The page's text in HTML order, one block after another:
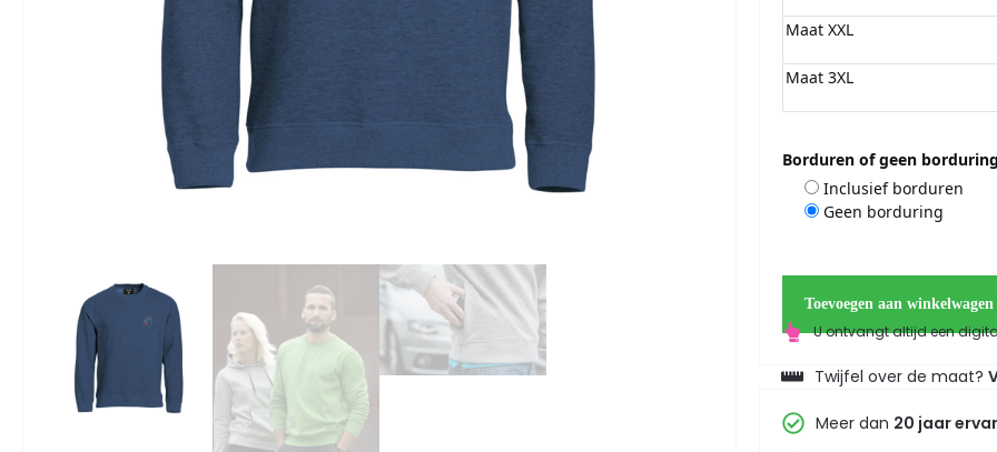
Maat XXL
Maat 3XL
Borduren of geen
Inclusief borduren
Geen borduring
Toevoegen aan winkelwagen
U ontvangt altijd een
Twijfel over de maat?
Meer dan 20 jaar